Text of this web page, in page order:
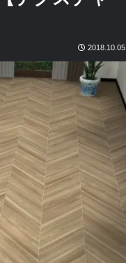
2018.10.05